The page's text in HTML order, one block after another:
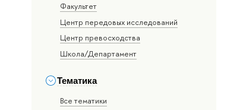
Факультет
Центр передовых исследований
Центр превосходства
Школа/Департамент
Тематика
Все тематики